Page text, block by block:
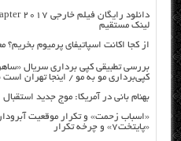
لینک مستقیم
از کجا اکانت اسپاتیفای پرمیوم بخریم؟ معرفی ۴ فروشگاه
بررسی تطبیقی کپی برداری سریال
کپی‌برداری مو به مو / اینجا تهران
بهنام بانی در آمریکا: موج جدید
«اسباب زحمت» و تکرار موقعیت
«پایتخت۷» و چرخه تکرار